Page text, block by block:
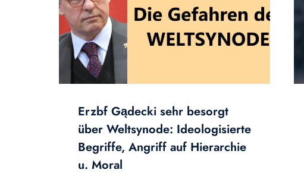
Erzbf Gądecki sehr besorgt
über Weltsynode: Ideologisierte
Begriffe, Angriff auf Hierarchie
u. Moral